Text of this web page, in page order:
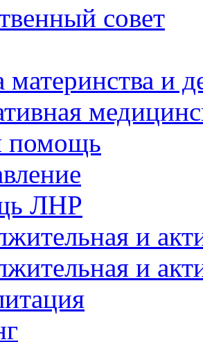
совет
материнства и
помощь
ЛНР
и
и